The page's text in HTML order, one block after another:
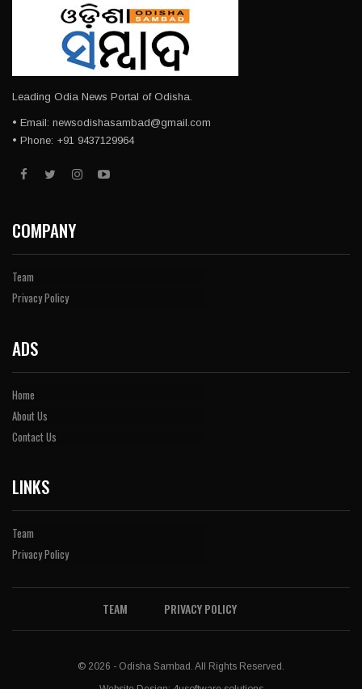
Leading Odia News Portal of Odisha.
• Email: newsodishasambad@gmail.com
• Phone: +91 9437129964
COMPANY
Team
Privacy Policy
ADS
Home
About Us
Contact Us
LINKS
Team
Privacy Policy
TEAM PRIVACY POLICY
© 2026 - Odisha Sambad. All Rights Reserved.